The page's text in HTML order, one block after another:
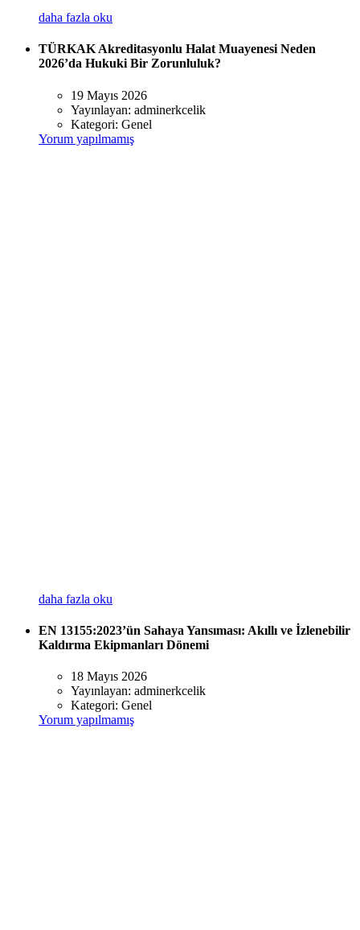
daha fazla oku
TÜRKAK Akreditasyonlu Halat Muayenesi Neden
2026’da Hukuki Bir Zorunluluk?
19 Mayıs 2026
Yayınlayan: adminerkcelik
Kategori: Genel
Yorum yapılmamış
daha fazla oku
EN 13155:2023’ün Sahaya Yansıması: Akıllı ve İzlenebilir
Kaldırma Ekipmanları Dönemi
18 Mayıs 2026
Yayınlayan: adminerkcelik
Kategori: Genel
Yorum yapılmamış